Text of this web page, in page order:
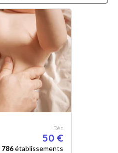
Dès
50 €
786établissements